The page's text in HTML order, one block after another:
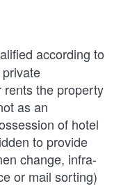
according to
the property
as an
of hotel
to provide
change, infra-
or mail sorting)